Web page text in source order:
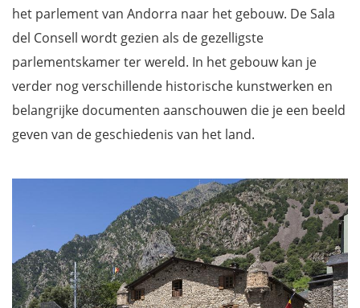
het parlement van Andorra naar het gebouw. De Sala
del Consell wordt gezien als de gezelligste
parlementskamer ter wereld. In het gebouw kan je
verder nog verschillende historische kunstwerken en
belangrijke documenten aanschouwen die je een beeld
geven van de geschiedenis van het land.